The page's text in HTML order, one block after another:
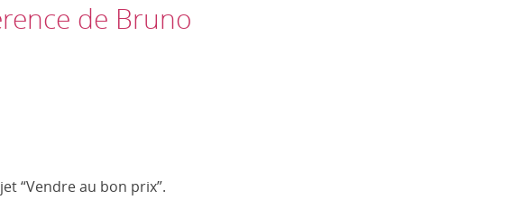
de Bruno
“Vendre au bon prix”.